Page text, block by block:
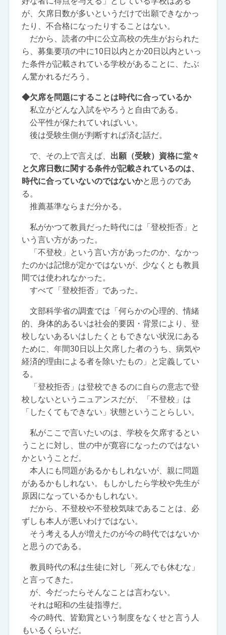
が、欠席日数が多いというだけで出願できなかっ
たり、不合格になったりすることはない。
だから、読者の中に公立高校の先生がおられた
ら、募集要項の中に10日以内とか20日以内といっ
た条件が記載されている学校があることに、たぶ
ん驚かれるだろう。
◆欠席を問題にすることは時代に合っているか
私立がどんな入試をやろうと自由である。
公平性が保たれていればいい。
後は受験生側が判断すれば済む話だ。
で、その上で言えば、 出願（受験）資格に堂々
と欠席日数に関する条件が記載されているのは、
時代に合っていないのではないかと思うのであ
る。
推薦基準ならまだ分かる。
私がかつて教員だった時代には「登校拒否」と
いう言い方があった。
「不登校」という言い方があったのか、なかっ
たのかは記憶が定かではないが、少なくとも教員
間では使われなかった。
すべて「登校拒否」であった。
文部科学省の調査では「何らかの心理的、情緒
的、身体的あるいは社会的要因・背景により、登
校しないあるいはしたくともできない状況にある
ために、年間30日以上欠席した者のうち、病気や
経済的理由による者を除いたもの」と定義してい
る。
「登校拒否」は登校できるのに自らの意志で登
校しないというニュアンスだが、「不登校」は
「したくてもできない」状態ということらしい。
私がここで言いたいのは、学校を欠席するとい
うことに対し、世の中が寛容になったのではない
かということだ。
本人にも問題があるかもしれないが、親に問題
があるかもしれない。もしかしたら学校や先生が
原因になっているかもしれない。
だから、不登校や不登校気味であることは、必
ずしも本人が悪いわけではない。
そう考える人が増えたのが今の時代ではないか
と思うのである。
教員時代の私は生徒に対し「死んでも休むな」
と言ってきた。
が、今だったらそんなことは言わない。
それは昭和の生徒指導だ。
今の時代、皆勤賞という制度をなくせと言う人
もいるくらいだ。